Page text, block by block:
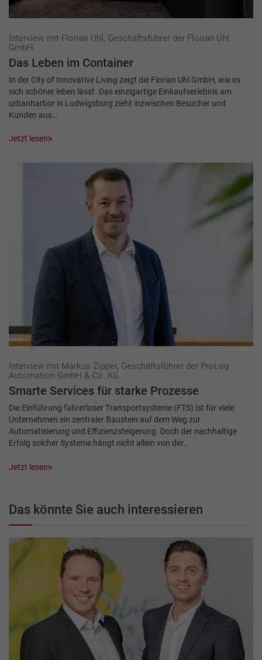
Interview mit Florian Uhl, Geschäftsführer der Florian Uhl
GmbH
Das Leben im Container
In der City of Innovative Living zeigt die Florian Uhl GmbH, wie es
sich schöner leben lässt. Das einzigartige Einkaufserlebnis am
urbanharbor in Ludwigsburg zieht inzwischen Besucher und
Kunden aus…
Jetzt lesen
Interview mit Markus Zipper, Geschäftsführer der ProLog
Automation GmbH & Co. KG
Smarte Services für starke Prozesse
Die Einführung fahrerloser Transportsysteme (FTS) ist für viele
Unternehmen ein zentraler Baustein auf dem Weg zur
Automatisierung und Effizienzsteigerung. Doch der nachhaltige
Erfolg solcher Systeme hängt nicht allein von der…
Jetzt lesen
Das könnte Sie auch interessieren